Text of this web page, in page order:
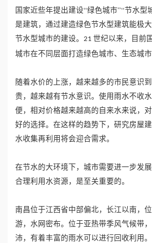
中
程
例
资
国家近些年提出建设“绿色城市”“节水型
是建筑，通过建造绿色节水型建筑能极
节水型城市的建设。
21 世纪以来，目前
城市在不同层面打造绿色城市、生态城市
随着水价的上涨，越来越多的市民意识
贵，越来越有节水意识。使用雨水不收
便，相对价格越来越高的自来水来说，
好的选择。在这样的趋势下，研究房屋
水收集再利用将会迎合需求。
在节水的大环境下，城市需要进一步发展
合理利用水资源，是至关重要的。
南昌位于江西省中部偏北，长江以南，
游，水网密布。位于亚热带季风气候带
沛，有着丰富的雨水可以进行回收利用。